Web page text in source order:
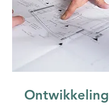
Ontwikkeling